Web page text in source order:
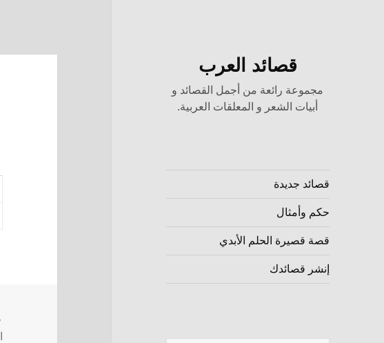
قصائد العرب
مجموعة رائعة من أجمل القصائد و
أبيات الشعر و المعلقات العربية.
قصائد جديدة
حكم وأمثال
قصة قصيرة الحلم الأبدي
إنشر قصائدك